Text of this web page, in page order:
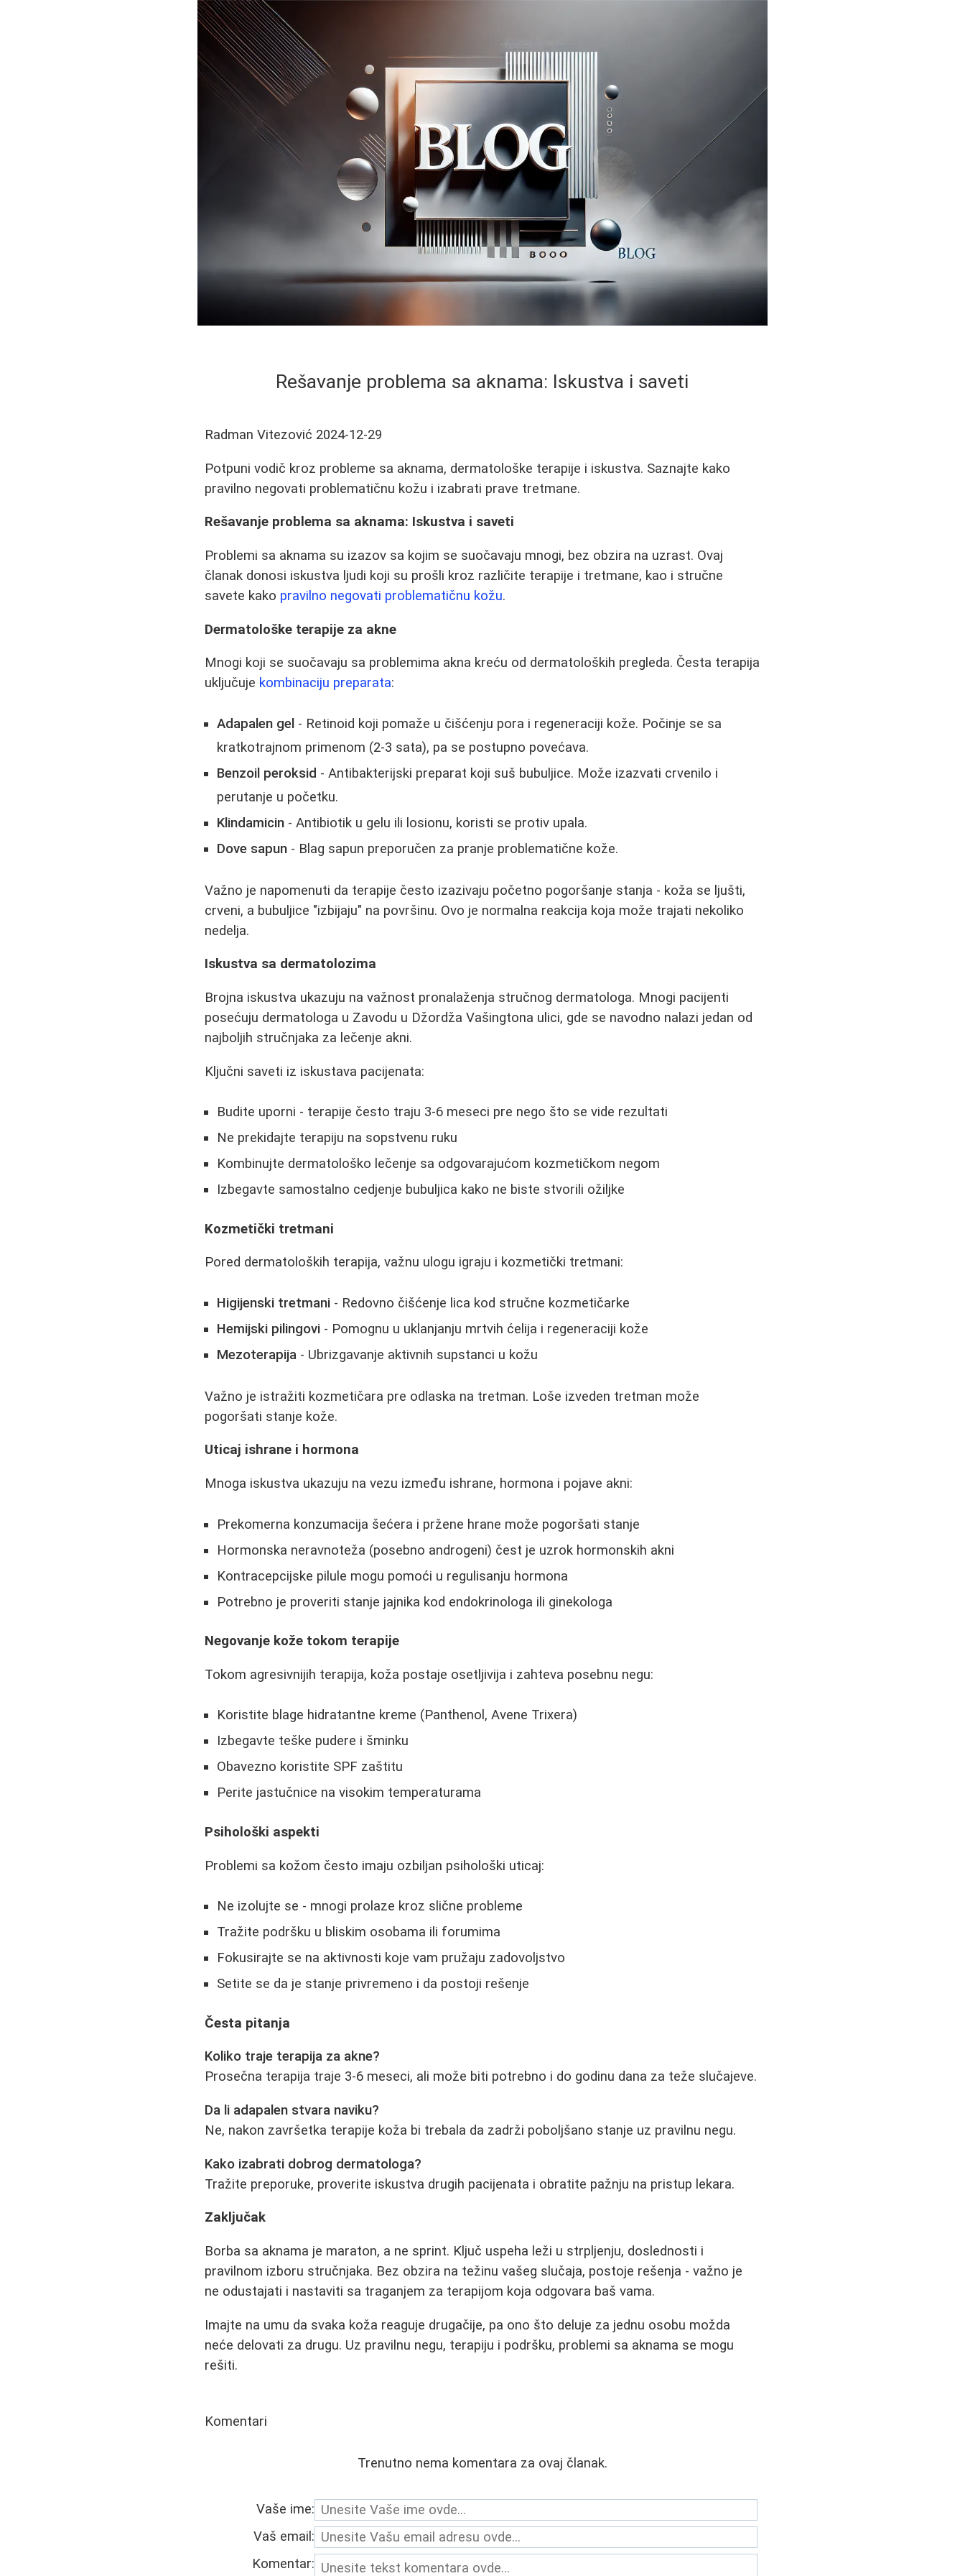
Rešavanje problema sa aknama: Iskustva i saveti
Radman Vitezović 2024-12-29
Potpuni vodič kroz probleme sa aknama, dermatološke terapije i iskustva. Saznajte kako
pravilno negovati problematičnu kožu i izabrati prave tretmane.
Rešavanje problema sa aknama: Iskustva i saveti
Problemi sa aknama su izazov sa kojim se suočavaju mnogi, bez obzira na uzrast. Ovaj
članak donosi iskustva ljudi koji su prošli kroz različite terapije i tretmane, kao i stručne
savete kako pravilno negovati problematičnu kožu.
Dermatološke terapije za akne
Mnogi koji se suočavaju sa problemima akna kreću od dermatoloških pregleda. Česta terapija
uključuje kombinaciju preparata:
Adapalen gel - Retinoid koji pomaže u čišćenju pora i regeneraciji kože. Počinje se sa
kratkotrajnom primenom (2-3 sata), pa se postupno povećava.
Benzoil peroksid - Antibakterijski preparat koji suš bubuljice. Može izazvati crvenilo i
perutanje u početku.
Klindamicin - Antibiotik u gelu ili losionu, koristi se protiv upala.
Dove sapun - Blag sapun preporučen za pranje problematične kože.
Važno je napomenuti da terapije često izazivaju početno pogoršanje stanja - koža se ljušti,
crveni, a bubuljice "izbijaju" na površinu. Ovo je normalna reakcija koja može trajati nekoliko
nedelja.
Iskustva sa dermatolozima
Brojna iskustva ukazuju na važnost pronalaženja stručnog dermatologa. Mnogi pacijenti
posećuju dermatologa u Zavodu u Džordža Vašingtona ulici, gde se navodno nalazi jedan od
najboljih stručnjaka za lečenje akni.
Ključni saveti iz iskustava pacijenata:
Budite uporni - terapije često traju 3-6 meseci pre nego što se vide rezultati
Ne prekidajte terapiju na sopstvenu ruku
Kombinujte dermatološko lečenje sa odgovarajućom kozmetičkom negom
Izbegavte samostalno cedjenje bubuljica kako ne biste stvorili ožiljke
Kozmetički tretmani
Pored dermatoloških terapija, važnu ulogu igraju i kozmetički tretmani:
Higijenski tretmani - Redovno čišćenje lica kod stručne kozmetičarke
Hemijski pilingovi - Pomognu u uklanjanju mrtvih ćelija i regeneraciji kože
Mezoterapija - Ubrizgavanje aktivnih supstanci u kožu
Važno je istražiti kozmetičara pre odlaska na tretman. Loše izveden tretman može
pogoršati stanje kože.
Uticaj ishrane i hormona
Mnoga iskustva ukazuju na vezu između ishrane, hormona i pojave akni:
Prekomerna konzumacija šećera i pržene hrane može pogoršati stanje
Hormonska neravnoteža (posebno androgeni) čest je uzrok hormonskih akni
Kontracepcijske pilule mogu pomoći u regulisanju hormona
Potrebno je proveriti stanje jajnika kod endokrinologa ili ginekologa
Negovanje kože tokom terapije
Tokom agresivnijih terapija, koža postaje osetljivija i zahteva posebnu negu:
Koristite blage hidratantne kreme (Panthenol, Avene Trixera)
Izbegavte teške pudere i šminku
Obavezno koristite SPF zaštitu
Perite jastučnice na visokim temperaturama
Psihološki aspekti
Problemi sa kožom često imaju ozbiljan psihološki uticaj:
Ne izolujte se - mnogi prolaze kroz slične probleme
Tražite podršku u bliskim osobama ili forumima
Fokusirajte se na aktivnosti koje vam pružaju zadovoljstvo
Setite se da je stanje privremeno i da postoji rešenje
Česta pitanja
Koliko traje terapija za akne?
Prosečna terapija traje 3-6 meseci, ali može biti potrebno i do godinu dana za teže slučajeve.
Da li adapalen stvara naviku?
Ne, nakon završetka terapije koža bi trebala da zadrži poboljšano stanje uz pravilnu negu.
Kako izabrati dobrog dermatologa?
Tražite preporuke, proverite iskustva drugih pacijenata i obratite pažnju na pristup lekara.
Zaključak
Borba sa aknama je maraton, a ne sprint. Ključ uspeha leži u strpljenju, doslednosti i
pravilnom izboru stručnjaka. Bez obzira na težinu vašeg slučaja, postoje rešenja - važno je
ne odustajati i nastaviti sa traganjem za terapijom koja odgovara baš vama.
Imajte na umu da svaka koža reaguje drugačije, pa ono što deluje za jednu osobu možda
neće delovati za drugu. Uz pravilnu negu, terapiju i podršku, problemi sa aknama se mogu
rešiti.
Komentari
Trenutno nema komentara za ovaj članak.
Vaše ime:
Vaš email:
Komentar: